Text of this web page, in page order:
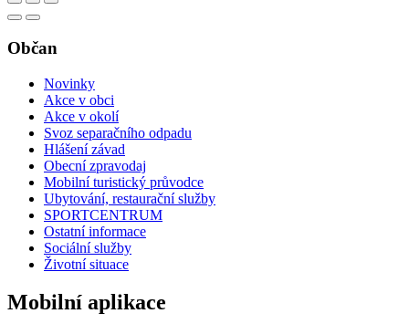
Občan
Novinky
Akce v obci
Akce v okolí
Svoz separačního odpadu
Hlášení závad
Obecní zpravodaj
Mobilní turistický průvodce
Ubytování, restaurační služby
SPORTCENTRUM
Ostatní informace
Sociální služby
Životní situace
Mobilní aplikace